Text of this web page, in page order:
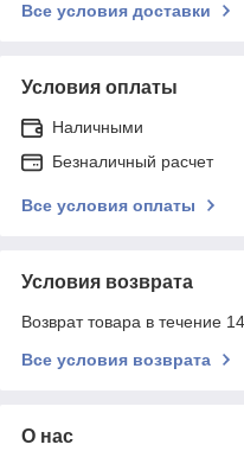
Все условия доставки
Условия оплаты
Наличными
Безналичный расчет
Все условия оплаты
Условия возврата
Возврат товара в течение
Все условия возврата
О нас